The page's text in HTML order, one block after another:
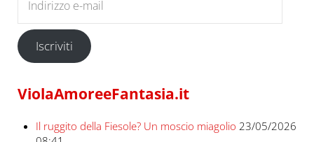
Iscriviti
ViolaAmoreeFantasia.it
Il ruggito della Fiesole? Un moscio miagolio 23/05/2026